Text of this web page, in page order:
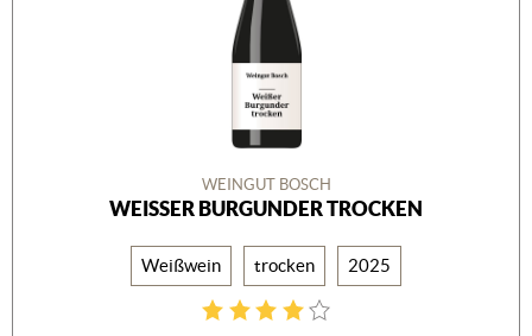
WEINGUT BOSCH
WEISSER BURGUNDER TROCKEN
Weißwein trocken 2025